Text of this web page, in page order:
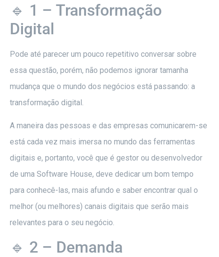
🔹 1 – Transformação
Digital
Pode até parecer um pouco repetitivo conversar sobre
essa questão, porém, não podemos ignorar tamanha
mudança que o mundo dos negócios está passando: a
transformação digital.
A maneira das pessoas e das empresas comunicarem-se
está cada vez mais imersa no mundo das ferramentas
digitais e, portanto, você que é gestor ou desenvolvedor
de uma Software House, deve dedicar um bom tempo
para conhecê-las, mais afundo e saber encontrar qual o
melhor (ou melhores) canais digitais que serão mais
relevantes para o seu negócio.
🔹 2 – Demanda